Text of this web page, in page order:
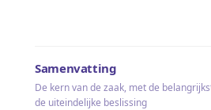
Samenvatting
De kern van de zaak, met de
de uiteindelijke beslissing